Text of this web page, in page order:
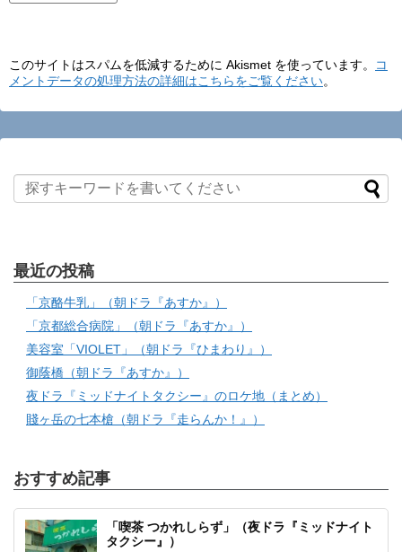
このサイトはスパムを低減するために Akismet を使っています。
コ
メントデータの処理方法の詳細はこちらをご覧ください。
最近の投稿
「京酪牛乳」（朝ドラ『あすか』）
「京都総合病院」（朝ドラ『あすか』）
美容室「VIOLET」（朝ドラ『ひまわり』）
御蔭橋（朝ドラ『あすか』）
夜ドラ『ミッドナイトタクシー』のロケ地（まとめ）
賤ヶ岳の七本槍（朝ドラ『走らんか！』）
おすすめ記事
「喫茶 つかれしらず」（夜ドラ『ミッドナイト
タクシー』）